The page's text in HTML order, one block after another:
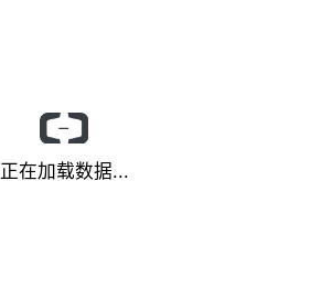
正在加载数据...